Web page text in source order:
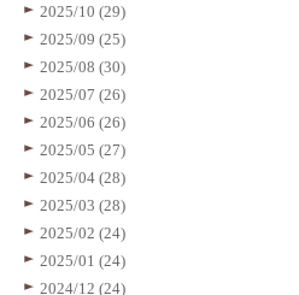
2025/10 (29)
2025/09 (25)
2025/08 (30)
2025/07 (26)
2025/06 (26)
2025/05 (27)
2025/04 (28)
2025/03 (28)
2025/02 (24)
2025/01 (24)
2024/12 (24)